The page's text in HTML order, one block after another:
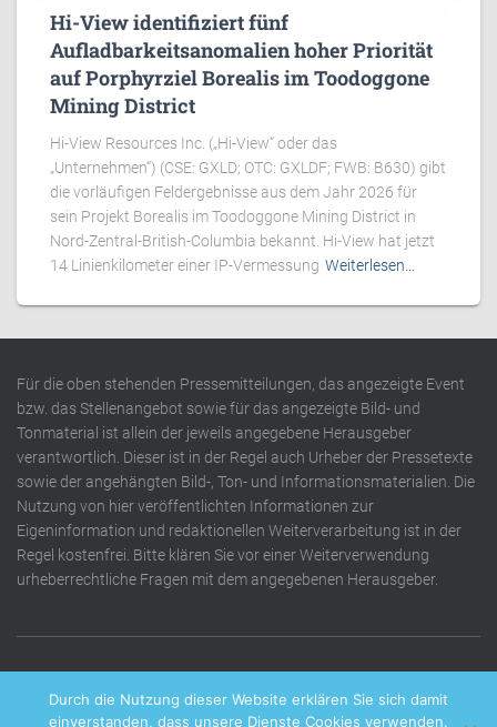
Hi-View identifiziert fünf
Aufladbarkeitsanomalien hoher Priorität
auf Porphyrziel Borealis im Toodoggone
Mining District
Hi-View Resources Inc. („Hi-View“ oder das
„Unternehmen“) (CSE: GXLD; OTC: GXLDF; FWB: B630) gibt
die vorläufigen Feldergebnisse aus dem Jahr 2026 für
sein Projekt Borealis im Toodoggone Mining District in
Nord-Zentral-British-Columbia bekannt. Hi-View hat jetzt
14 Linienkilometer einer IP-Vermessung Weiterlesen…
Für die oben stehenden Pressemitteilungen, das angezeigte Event
bzw. das Stellenangebot sowie für das angezeigte Bild- und
Tonmaterial ist allein der jeweils angegebene Herausgeber
verantwortlich. Dieser ist in der Regel auch Urheber der Pressetexte
sowie der angehängten Bild-, Ton- und Informationsmaterialien. Die
Nutzung von hier veröffentlichten Informationen zur
Eigeninformation und redaktionellen Weiterverarbeitung ist in der
Regel kostenfrei. Bitte klären Sie vor einer Weiterverwendung
urheberrechtliche Fragen mit dem angegebenen Herausgeber.
Durch die Nutzung dieser Website erklären Sie sich damit
einverstanden, dass unsere Dienste Cookies verwenden.